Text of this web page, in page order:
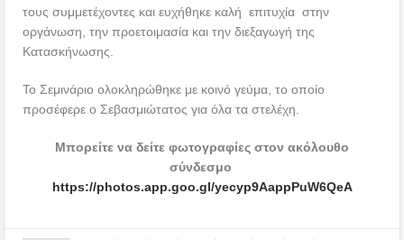
τους συμμετέχοντες και ευχήθηκε καλή επιτυχία στην
οργάνωση, την προετοιμασία και την διεξαγωγή της
Κατασκήνωσης.
Το Σεμινάριο ολοκληρώθηκε με κοινό γεύμα, το οποίο
προσέφερε ο Σεβασμιώτατος για όλα τα στελέχη.
Μπορείτε να δείτε φωτογραφίες στον ακόλουθο
σύνδεσμο
https://photos.app.goo.gl/yecyp9AappPuW6QeA